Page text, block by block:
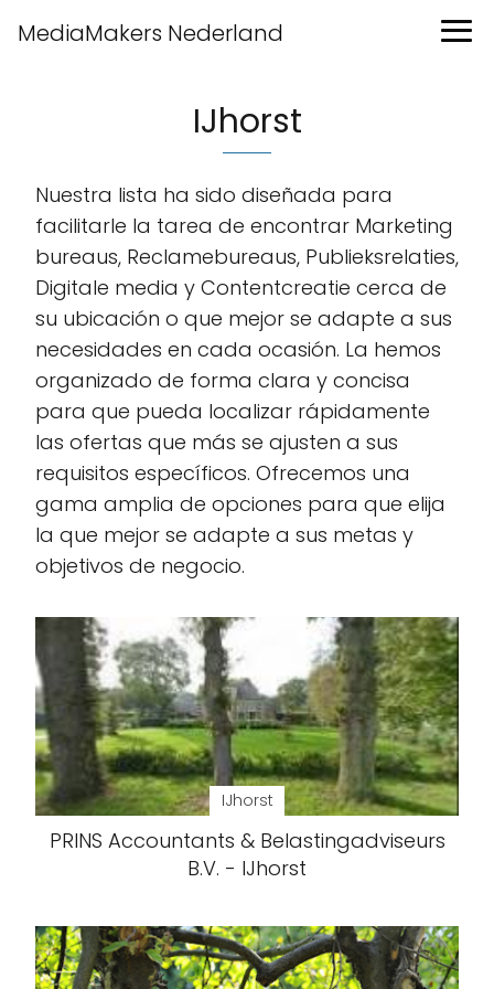
MediaMakers Nederland
IJhorst
Nuestra lista ha sido diseñada para
facilitarle la tarea de encontrar Marketing
bureaus, Reclamebureaus, Publieksrelaties,
Digitale media y Contentcreatie cerca de
su ubicación o que mejor se adapte a sus
necesidades en cada ocasión. La hemos
organizado de forma clara y concisa
para que pueda localizar rápidamente
las ofertas que más se ajusten a sus
requisitos específicos. Ofrecemos una
gama amplia de opciones para que elija
la que mejor se adapte a sus metas y
objetivos de negocio.
IJhorst
PRINS Accountants & Belastingadviseurs
B.V. - IJhorst